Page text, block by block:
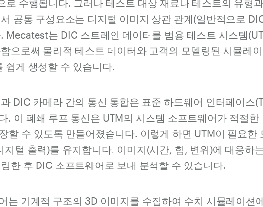
로 수행됩니다. 그러나 테스트 대상 재료나 테스트의 유형
공통 구성요소는 디지털 이미지 상관 관계(일반적으로
Mecatest는 DIC 스트레인 데이터를 범용 테스트 시스템
으로써 물리적 테스트 데이터와 고객의 모델링된 시뮬레
쉽게 생성할 수 있습니다.
DIC 카메라 간의 통신 통합은 표준 하드웨어 인터페이스
. 이 폐쇄 루프 통신은 UTM의 시스템 소프트웨어가 적절한
할 수 있도록 만들어졌습니다. 이렇게 하면 UTM이 필요한
지털 출력)를 유지합니다. 이미지(시간, 힘, 변위)에 대응하
한 후 DIC 소프트웨어로 보내 분석할 수 있습니다.
는 기계적 구조의 3D 이미지를 수집하여 수치 시뮬레이션